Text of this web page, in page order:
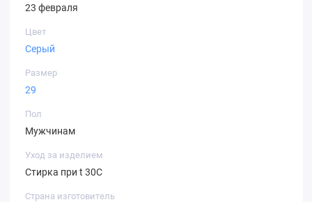
23 февраля
Цвет
Серый
Размер
29
Пол
Мужчинам
Уход за изделием
Стирка при t 30С
Страна изготовитель